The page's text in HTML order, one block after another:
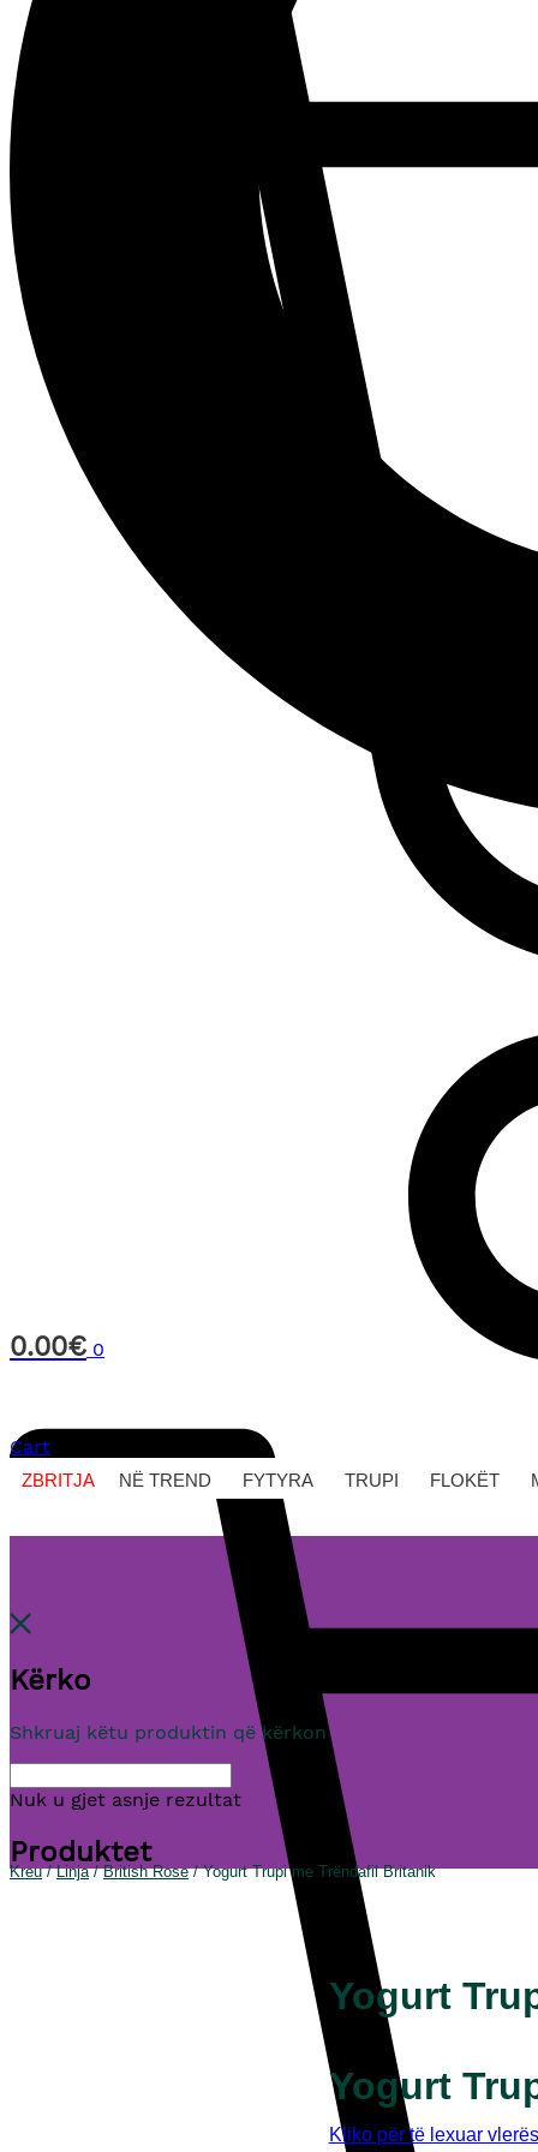
0.00€ 0
Cart
ZBRITJA NË TREND FYTYRA TRUPI FLOKËT
Kërko
Shkruaj këtu produktin që kërkon
Nuk u gjet asnje rezultat
Produktet
Kreu/Linja/British Rose/ Yogurt Trupi me Trëndafil Britanik
Yogurt
Yogurt
Kliko për të lexuar